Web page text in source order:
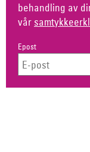
behandling av
vår
Epost